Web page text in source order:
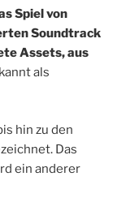
Spiel von
Soundtrack
Assets, aus
als
hin zu den
Das
ein anderer